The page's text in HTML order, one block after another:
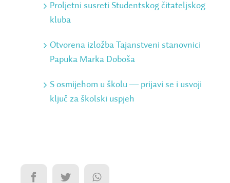
Proljetni susreti Studentskog čitateljskog
kluba
Otvorena izložba Tajanstveni stanovnici
Papuka Marka Doboša
S osmijehom u školu ― prijavi se i usvoji
ključ za školski uspjeh